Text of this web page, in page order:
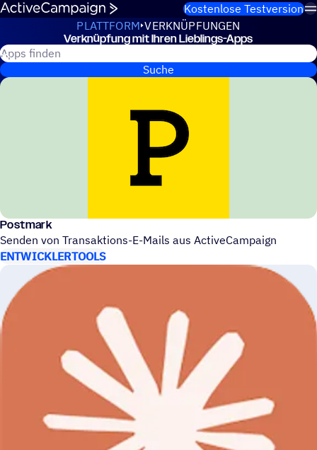
Weiter zum Inhalt
Kostenlose Testversion
PLATTFORM VERKNÜPFUNGEN
VerknüpfungenVerknüp­fung mit Ihren Lieblings-Apps
Suche nach ActiveCampaign Apps
Suche
Post­mark
Senden von Trans­ak­ti­ons-E-Mails aus ActiveCampaign
ENTWICKLERTOOLS